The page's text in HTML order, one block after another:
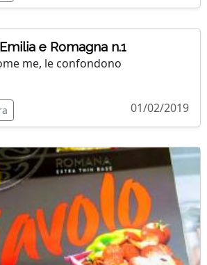
e Romagna n.1
me, le confondono
01/02/2019